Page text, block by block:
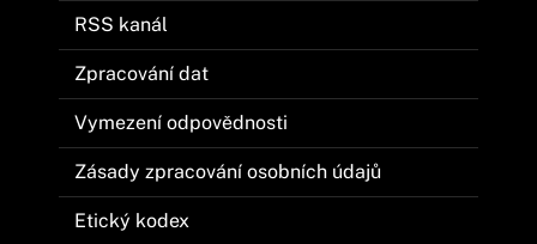
RSS kanál
Zpracování dat
Vymezení odpovědnosti
Zásady zpracování osobních údajů
Etický kodex